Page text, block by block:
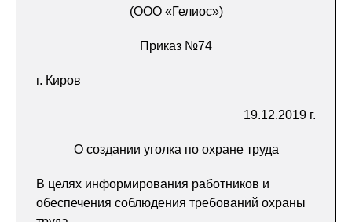
(ООО «Гелиос»)
Приказ №74
г. Киров
19.12.2019 г.
О создании уголка по охране труда
В целях информирования работников и
обеспечения соблюдения требований охраны